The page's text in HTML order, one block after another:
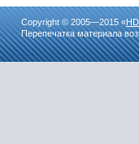
Copyright © 2005—2015 «
Перепечатка материала